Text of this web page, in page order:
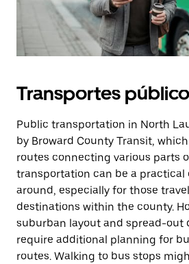
Transportes
Public transportation in North
by Broward County Transit,
routes connecting various parts
transportation can be a
around, especially for those
destinations within the county.
suburban layout and spread-out
require additional planning for
routes. Walking to bus stops